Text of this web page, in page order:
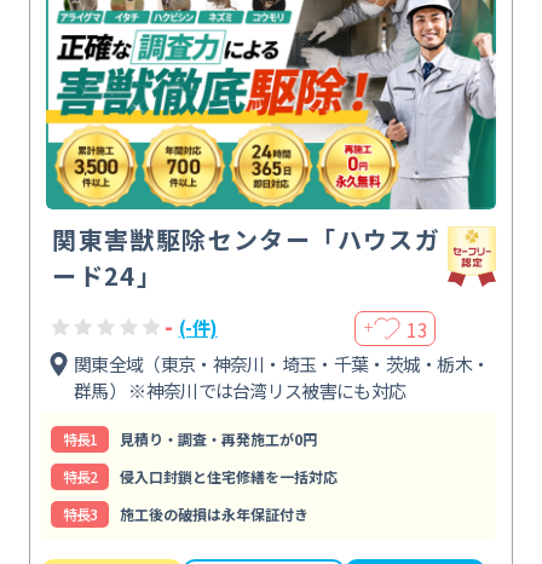
関東害獣駆除センター「ハウスガ
ード24」
- (-件) ＋ 13
関東全域（東京・神奈川・埼玉・千葉・茨城・栃木・
群馬） ※神奈川では台湾リス被害にも対応
特⻑1
見積り・調査・再発施工が0円
特⻑2
侵入口封鎖と住宅修繕を一括対応
特⻑3
施工後の破損は永年保証付き